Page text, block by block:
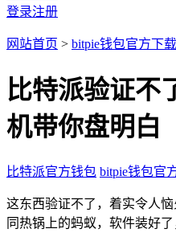
登录注册
网站首页 > bitpie钱包官方下载
比特派验证不
机带你盘明白
比特派官方钱包 bitpie钱包官
这东西验证不了，着实令人
同热锅上的蚂蚁，软件装好